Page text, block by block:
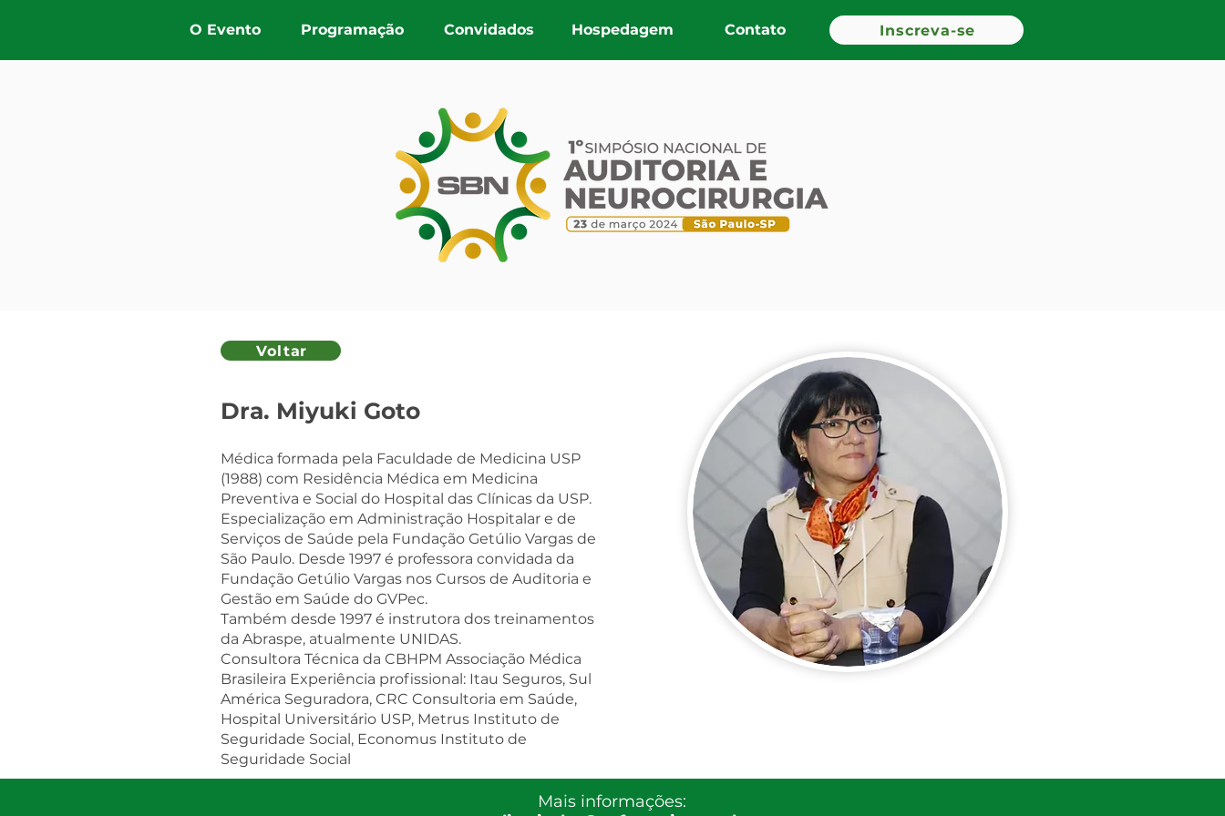
< Back
O Evento Programação Convidados Hospedagem Contato Inscreva-se
Voltar
Dra. Miyuki Goto
Médica formada pela Faculdade de Medicina USP
(1988) com Residência Médica em Medicina
Preventiva e Social do Hospital das Clínicas da USP.
Especialização em Administração Hospitalar e de
Serviços de Saúde pela Fundação Getúlio Vargas de
São Paulo. Desde 1997 é professora convidada da
Fundação Getúlio Vargas nos Cursos de Auditoria e
Gestão em Saúde do GVPec.
Também desde 1997 é instrutora dos treinamentos
da Abraspe, atualmente UNIDAS.
Consultora Técnica da CBHPM Associação Médica
Brasileira Experiência profissional: Itau Seguros, Sul
América Seguradora, CRC Consultoria em Saúde,
Hospital Universitário USP, Metrus Instituto de
Seguridade Social, Economus Instituto de
Seguridade Social
Mais informações: